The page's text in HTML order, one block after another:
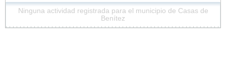
Ninguna actividad registrada para el municipio de Casas de
Benítez